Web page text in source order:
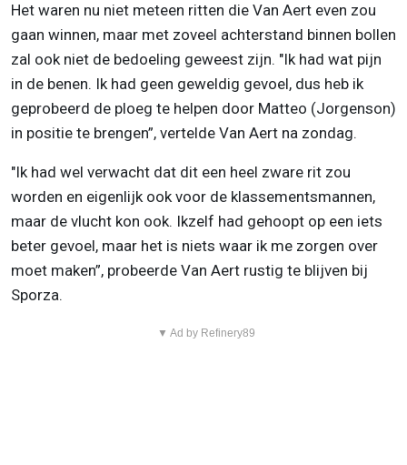
Het waren nu niet meteen ritten die Van Aert even zou
gaan winnen, maar met zoveel achterstand binnen bollen
zal ook niet de bedoeling geweest zijn. "Ik had wat pijn
in de benen. Ik had geen geweldig gevoel, dus heb ik
geprobeerd de ploeg te helpen door Matteo (Jorgenson)
in positie te brengen”, vertelde Van Aert na zondag.
"Ik had wel verwacht dat dit een heel zware rit zou
worden en eigenlijk ook voor de klassementsmannen,
maar de vlucht kon ook. Ikzelf had gehoopt op een iets
beter gevoel, maar het is niets waar ik me zorgen over
moet maken”, probeerde Van Aert rustig te blijven bij
Sporza.
▼ Ad by Refinery89